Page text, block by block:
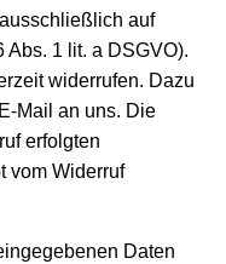
auf
1 lit. a DSGVO).
widerrufen. Dazu
Mail an uns. Die
erfolgten
vom Widerruf
Daten